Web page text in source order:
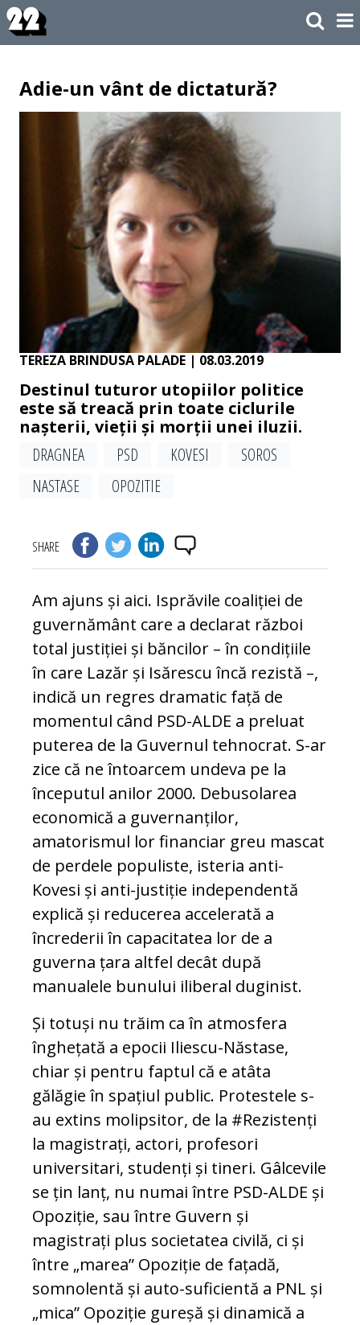
Adie-un vânt de dictatură?
TEREZA BRINDUSA PALADE | 08.03.2019
Destinul tuturor utopiilor politice
este să treacă prin toate ciclurile
nașterii, vieții și morții unei iluzii.
DRAGNEA
PSD KOVESI
SOROS
NASTASE
OPOZITIE
SHARE
Am ajuns și aici. Isprăvile coaliției de
guvernământ care a declarat război
total justiției și băncilor – în condițiile
în care Lazăr și Isărescu încă rezistă –,
indică un regres dramatic față de
momentul când PSD-ALDE a preluat
puterea de la Guvernul tehnocrat. S-ar
zice că ne întoarcem undeva pe la
începutul anilor 2000. Debusolarea
economică a guvernanților,
amatorismul lor financiar greu mascat
de perdele populiste, isteria anti-
Kovesi și anti-justiție independentă
explică și reducerea accelerată a
încrederii în capacitatea lor de a
guverna țara altfel decât după
manualele bunului iliberal duginist.
Și totuși nu trăim ca în atmosfera
înghețată a epocii Iliescu-Năstase,
chiar și pentru faptul că e atâta
gălăgie în spațiul public. Protestele s-
au extins molipsitor, de la #Rezistenți
la magistrați, actori, profesori
universitari, studenți și tineri. Gâlcevile
se țin lanț, nu numai între PSD-ALDE și
Opoziție, sau între Guvern și
magistrați plus societatea civilă, ci și
între „marea” Opoziție de fațadă,
somnolentă și auto-suficientă a PNL și
„mica” Opoziție gureșă și dinamică a